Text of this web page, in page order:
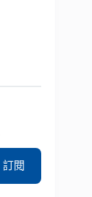
訂閱